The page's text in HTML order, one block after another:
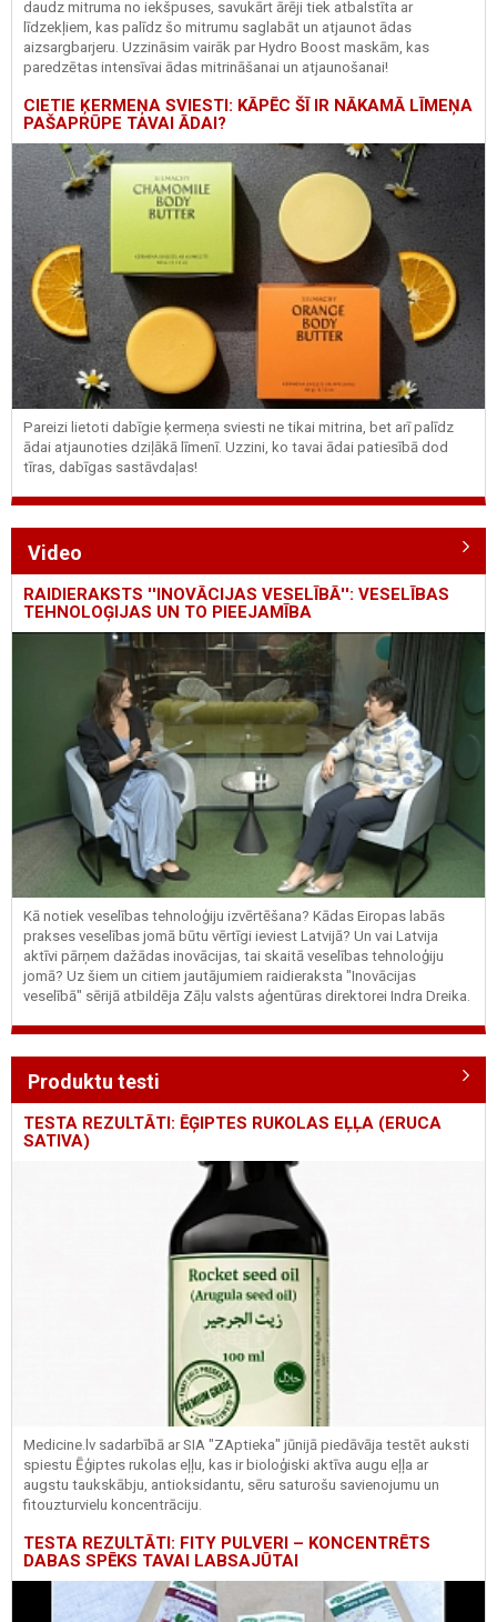
daudz mitruma no iekšpuses, savukārt ārēji tiek atbalstīta ar
līdzekļiem, kas palīdz šo mitrumu saglabāt un atjaunot ādas
aizsargbarjeru. Uzzināsim vairāk parHydro Boost maskām, kas
paredzētas intensīvai ādas mitrināšanai un atjaunošanai!
CIETIE ĶERMEŅA SVIESTI: KĀPĒC ŠĪ IR NĀKAMĀ LĪMEŅA
PAŠAPRŪPE TAVAI ĀDAI?
Pareizi lietoti dabīgie ķermeņa sviesti ne tikai mitrina, bet arī palīdz
ādai atjaunoties dziļākā līmenī. Uzzini, ko tavai ādai patiesībā dod
tīras, dabīgas sastāvdaļas!
Video
RAIDIERAKSTS ''INOVĀCIJAS VESELĪBĀ'': VESELĪBAS
TEHNOLOĢIJAS UN TO PIEEJAMĪBA
Kā notiek veselības tehnoloģiju izvērtēšana? Kādas Eiropas labās
prakses veselības jomā būtu vērtīgi ieviest Latvijā? Un vai Latvija
aktīvi pārņem dažādas inovācijas, tai skaitā veselības tehnoloģiju
jomā? Uz šiem un citiem jautājumiem raidieraksta "Inovācijas
veselībā" sērijā atbildēja Zāļu valsts aģentūras direktorei Indra Dreika.
Produktu testi
TESTA REZULTĀTI: ĒĢIPTES RUKOLAS EĻĻA (ERUCA
SATIVA)
Medicine.lv sadarbībā ar SIA "ZAptieka" jūnijā piedāvāja testēt auksti
spiestu Ēģiptes rukolas eļļu, kas ir bioloģiski aktīva augu eļļa ar
augstu taukskābju, antioksidantu, sēru saturošu savienojumu un
fitouzturvielu koncentrāciju.
TESTA REZULTĀTI: FITY PULVERI – KONCENTRĒTS
DABAS SPĒKS TAVAI LABSAJŪTAI